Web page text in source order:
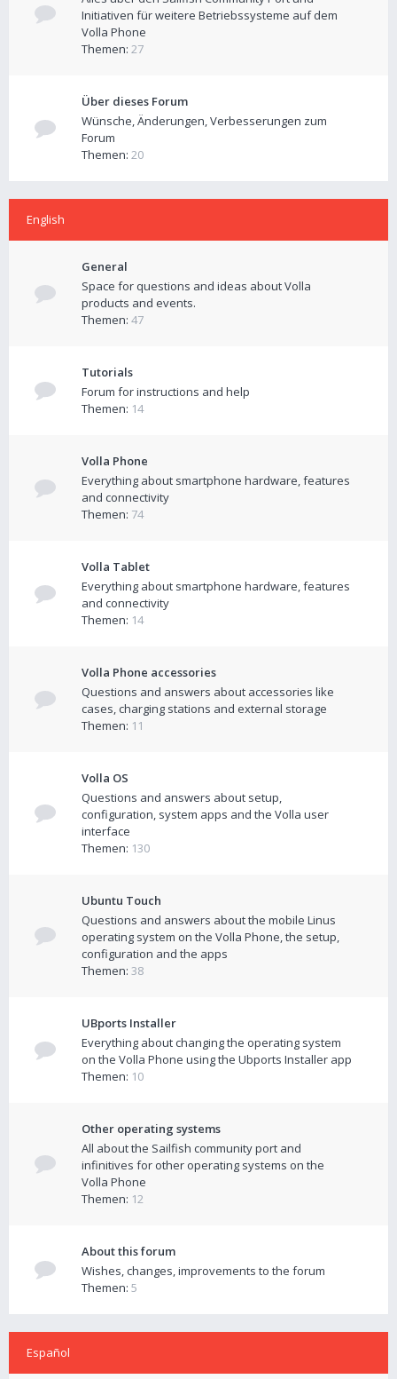
Initiativen für weitere Betriebssysteme auf dem
Volla Phone
Themen: 27
Über dieses Forum
Wünsche, Änderungen, Verbesserungen zum
Forum
Themen: 20
English
General
Space for questions and ideas about Volla
products and events.
Themen: 47
Tutorials
Forum for instructions and help
Themen: 14
Volla Phone
Everything about smartphone hardware, features
and connectivity
Themen: 74
Volla Tablet
Everything about smartphone hardware, features
and connectivity
Themen: 14
Volla Phone accessories
Questions and answers about accessories like
cases, charging stations and external storage
Themen: 11
Volla OS
Questions and answers about setup,
configuration, system apps and the Volla user
interface
Themen: 130
Ubuntu Touch
Questions and answers about the mobile Linus
operating system on the Volla Phone, the setup,
configuration and the apps
Themen: 38
UBports Installer
Everything about changing the operating system
on the Volla Phone using the Ubports Installer app
Themen: 10
Other operating systems
All about the Sailfish community port and
infinitives for other operating systems on the
Volla Phone
Themen: 12
About this forum
Wishes, changes, improvements to the forum
Themen: 5
Español